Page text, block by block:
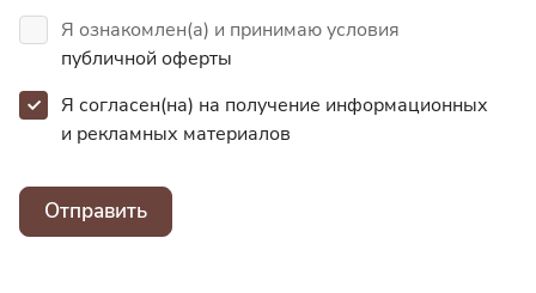
Я ознакомлен(а) и принимаю условия
публичной оферты
Я согласен(на) на получение информационных
и рекламных материалов
Отправить